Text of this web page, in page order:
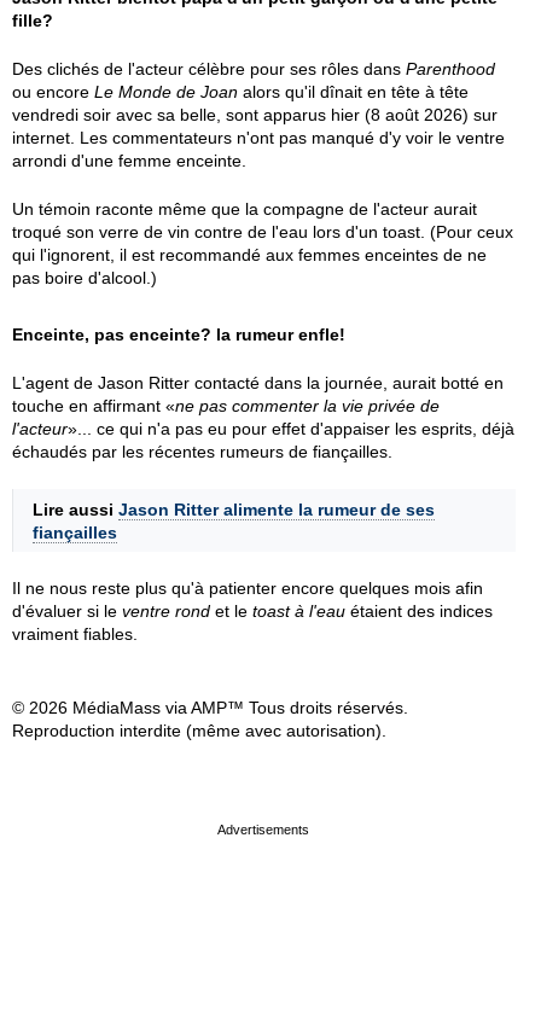
fille?
Des clichés de l'acteur célèbre pour ses rôles dans Parenthood
ou encore Le Monde de Joan alors qu'il dînait en tête à tête
vendredi soir avec sa belle, sont apparus hier (8 août 2026) sur
internet. Les commentateurs n'ont pas manqué d'y voir le ventre
arrondi d'une femme enceinte.
Un témoin raconte même que la compagne de l'acteur aurait
troqué son verre de vin contre de l'eau lors d'un toast. (Pour ceux
qui l'ignorent, il est recommandé aux femmes enceintes de ne
pas boire d'alcool.)
Enceinte, pas enceinte? la rumeur enfle!
L'agent de Jason Ritter contacté dans la journée, aurait botté en
touche en affirmant «ne pas commenter la vie privée de
l'acteur»... ce qui n'a pas eu pour effet d'appaiser les esprits, déjà
échaudés par les récentes rumeurs de fiançailles.
Lire aussi Jason Ritter alimente la rumeur de ses
fiançailles
Il ne nous reste plus qu'à patienter encore quelques mois afin
d'évaluer si le ventre rond et le toast à l'eau étaient des indices
vraiment fiables.
© 2026 MédiaMass via AMP™ Tous droits réservés.
Reproduction interdite (même avec autorisation).